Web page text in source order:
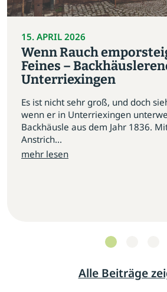
15. APRIL 2026
Wenn Rauch
Feines –
Unterriexingen
Es ist nicht sehr groß, und doch
wenn er in Unterriexingen
Backhäusle aus dem Jahr 1836.
Anstrich...
mehr lesen
Alle Beiträge